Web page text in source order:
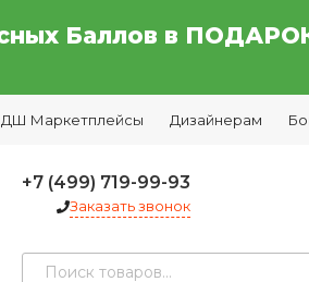
Баллов в
ДШ Маркетплейсы Дизайнерам
+7 (499) 719-99-93
Заказать звонок